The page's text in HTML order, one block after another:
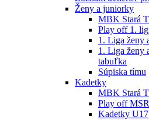
Ženy a juniorky
MBK Stará
Play off 1.
1. Liga ženy
1. Liga ženy
tabuľka
Súpiska tímu
Kadetky
MBK Stará
Play off
Kadetky